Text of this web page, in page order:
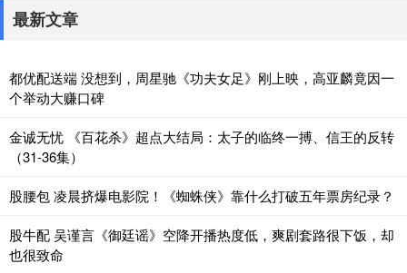
最新文章
都优配送端 没想到，周星驰《功夫女足》刚上映，高亚麟竟因一
个举动大赚口碑
金诚无忧 《百花杀》超点大结局：太子的临终一搏、信王的反转
（31-36集）
股腰包 凌晨挤爆电影院！《蜘蛛侠》靠什么打破五年票房纪录？
股牛配 吴谨言《御廷谣》空降开播热度低，爽剧套路很下饭，却
也很致命